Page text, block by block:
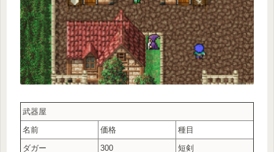
武器屋
名前
価格
種目
ダガー
300
短剣